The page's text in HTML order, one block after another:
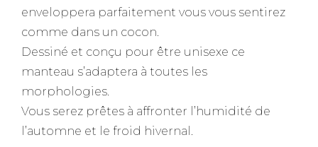
enveloppera parfaitement vous vous sentirez
comme dans un cocon.
Dessiné et conçu pour être unisexe ce
manteau s’adaptera à toutes les
morphologies.
Vous serez prêtes à affronter l’humidité de
l’automne et le froid hivernal.